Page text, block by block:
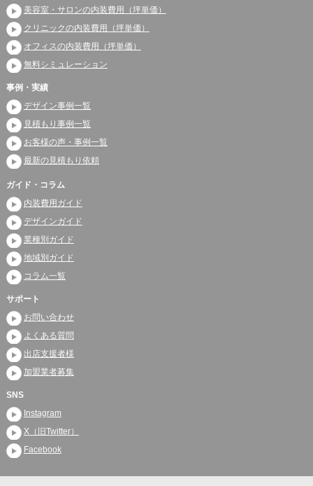
美容室・サロンの内装費用（坪単価）
クリニックの内装費用（坪単価）
オフィスの内装費用（坪単価）
無料シミュレーション
事例・実績
デザイン事例一覧
見積もり事例一覧
お客様の声・事例一覧
最新の見積もり依頼
ガイド・コラム
内装費用ガイド
デザインガイド
業種別ガイド
地域別ガイド
コラム一覧
サポート
お問い合わせ
よくある質問
出店支援者様
加盟業者募集
SNS
Instagram
X（旧Twitter）
Facebook